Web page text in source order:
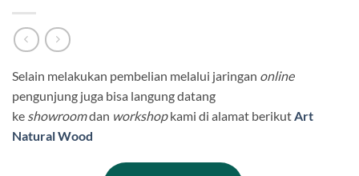
Selain melakukan pembelian melalui jaringan online
pengunjung juga bisa langung datang
ke showroomdan workshopkami di alamat berikutArt
Natural Wood